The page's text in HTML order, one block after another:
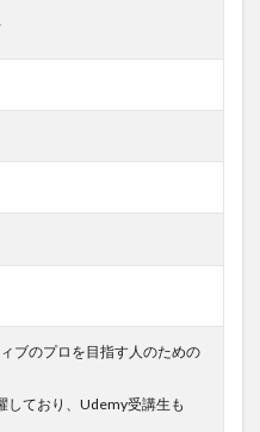
ブのプロを目指す人のための
しており、Udemy受講生も